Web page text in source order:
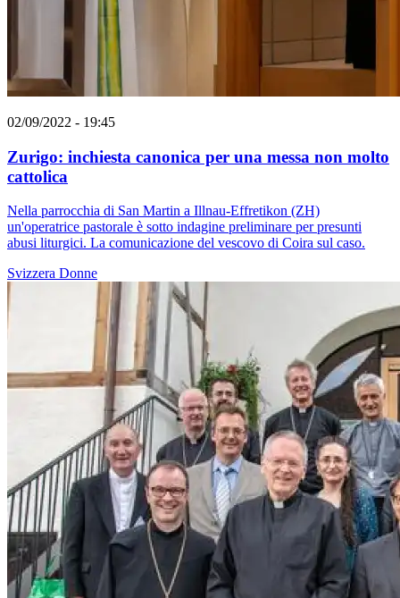
02/09/2022 - 19:45
Zurigo: inchiesta canonica per una messa non molto
cattolica
Nella parrocchia di San Martin a Illnau-Effretikon (ZH)
un'operatrice pastorale è sotto indagine preliminare per presunti
abusi liturgici. La comunicazione del vescovo di Coira sul caso.
Svizzera Donne